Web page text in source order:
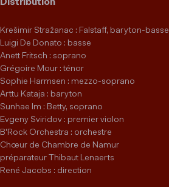
Distribution
Krešimir Stražanac : Falstaff, baryton-basse
Luigi De Donato : basse
Anett Fritsch : soprano
Grégoire Mour : ténor
Sophie Harmsen : mezzo-soprano
Arttu Kataja : baryton
Sunhae Im : Betty, soprano
Evgeny Sviridov : premier violon
B'Rock Orchestra : orchestre
Chœur de Chambre de Namur
préparateur Thibaut Lenaerts
René Jacobs : direction